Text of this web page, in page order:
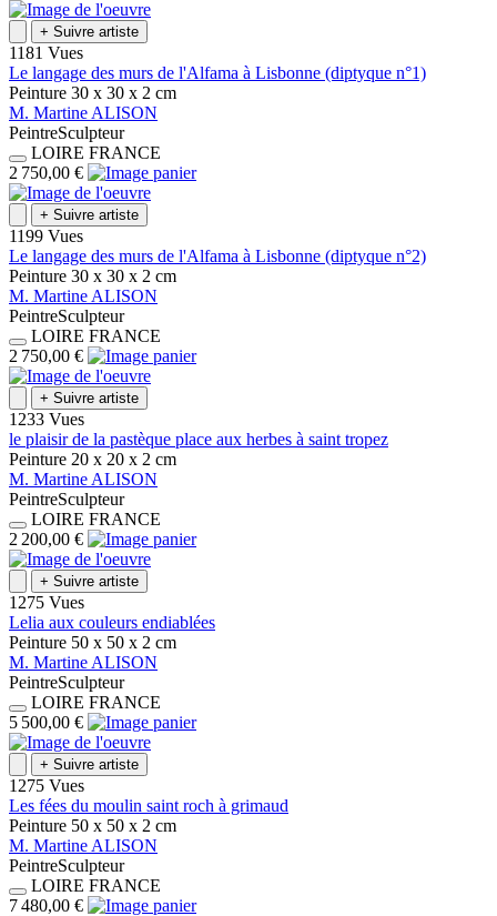
+ Suivre artiste
1181 Vues
Le langage des murs de l'Alfama à Lisbonne (diptyque n°1)
Peinture 30 x 30 x 2 cm
M. Martine ALISON
PeintreSculpteur
LOIRE FRANCE
2 750,00 €
+ Suivre artiste
1199 Vues
Le langage des murs de l'Alfama à Lisbonne (diptyque n°2)
Peinture 30 x 30 x 2 cm
M. Martine ALISON
PeintreSculpteur
LOIRE FRANCE
2 750,00 €
+ Suivre artiste
1233 Vues
le plaisir de la pastèque place aux herbes à saint tropez
Peinture 20 x 20 x 2 cm
M. Martine ALISON
PeintreSculpteur
LOIRE FRANCE
2 200,00 €
+ Suivre artiste
1275 Vues
Lelia aux couleurs endiablées
Peinture 50 x 50 x 2 cm
M. Martine ALISON
PeintreSculpteur
LOIRE FRANCE
5 500,00 €
+ Suivre artiste
1275 Vues
Les fées du moulin saint roch à grimaud
Peinture 50 x 50 x 2 cm
M. Martine ALISON
PeintreSculpteur
LOIRE FRANCE
7 480,00 €